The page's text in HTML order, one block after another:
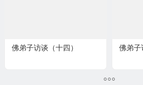
佛弟子访谈（十四） 佛弟子